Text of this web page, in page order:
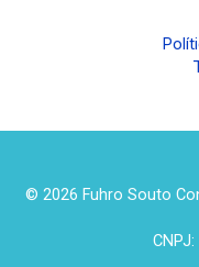
© 2026 Fuhro Souto